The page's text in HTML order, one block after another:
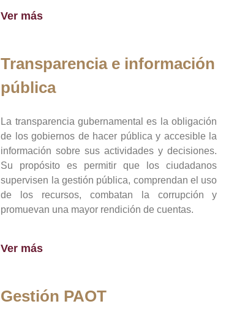
Ver más
Transparencia e información
pública
La transparencia gubernamental es la obligación
de los gobiernos de hacer pública y accesible la
información sobre sus actividades y decisiones.
Su propósito es permitir que los ciudadanos
supervisen la gestión pública, comprendan el uso
de los recursos, combatan la corrupción y
promuevan una mayor rendición de cuentas.
Ver más
Gestión PAOT